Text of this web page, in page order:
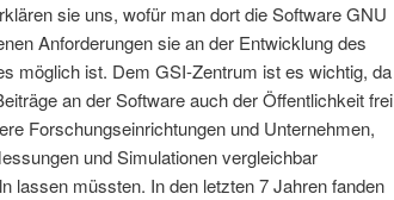
sie uns, wofür man dort die Software GNU
Anforderungen sie an der Entwicklung des
möglich ist. Dem GSI-Zentrum ist es wichtig, da
an der Software auch der Öffentlichkeit frei
Forschungseinrichtungen und Unternehmen,
und Simulationen vergleichbar
lassen müssten. In den letzten 7 Jahren fanden